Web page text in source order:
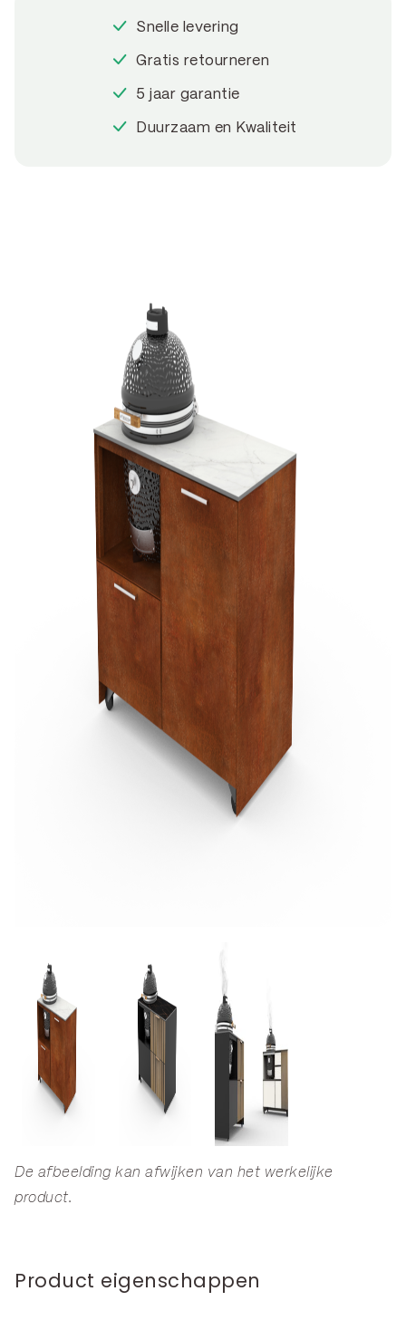
De afbeelding kan afwijken van het werkelijke
product.
Product eigenschappen
Snelle levering
Gratis retourneren
5 jaar garantie
Duurzaam en Kwaliteit